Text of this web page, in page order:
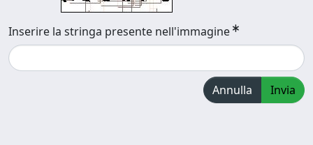
Inserire la stringa presente nell'immagine
Annulla Invia